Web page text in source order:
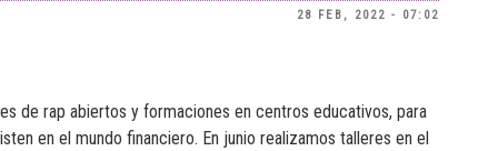
28 FEB, 2022 - 07:02
de rap abiertos y formaciones en centros educativos, para
en el mundo financiero. En junio realizamos talleres en el